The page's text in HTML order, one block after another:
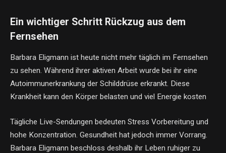
Ein wichtiger Schritt Rückzug aus dem
Fernsehen
Barbara Eligmann ist heute nicht mehr täglich im Fernsehen
zu sehen. Während ihrer aktiven Arbeit wurde bei ihr eine
Autoimmunerkrankung der Schilddrüse erkrankt. Diese
Krankheit kann den Körper belasten und viel Energie kosten
Tägliche Live-Sendungen bedeuten Stress Vorbereitung und
hohe Konzentration. Gesundheit hat jedoch immer Vorrang.
Barbara Eligmann beschloss deshalb ihr Leben ruhiger zu